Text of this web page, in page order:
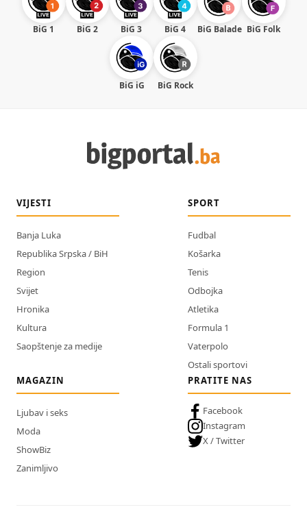
BiG 1 BiG 2 BiG 3 BiG 4 BiG Balade BiG Folk
BiG iG BiG Rock
VIJESTI
Banja Luka
Republika Srpska / BiH
Region
Svijet
Hronika
Kultura
Saopštenje za medije
SPORT
Fudbal
Košarka
Tenis
Odbojka
Atletika
Formula 1
Vaterpolo
Ostali sportovi
MAGAZIN
Ljubav i seks
Moda
ShowBiz
Zanimljivo
PRATITE NAS
Facebook
Instagram
X / Twitter